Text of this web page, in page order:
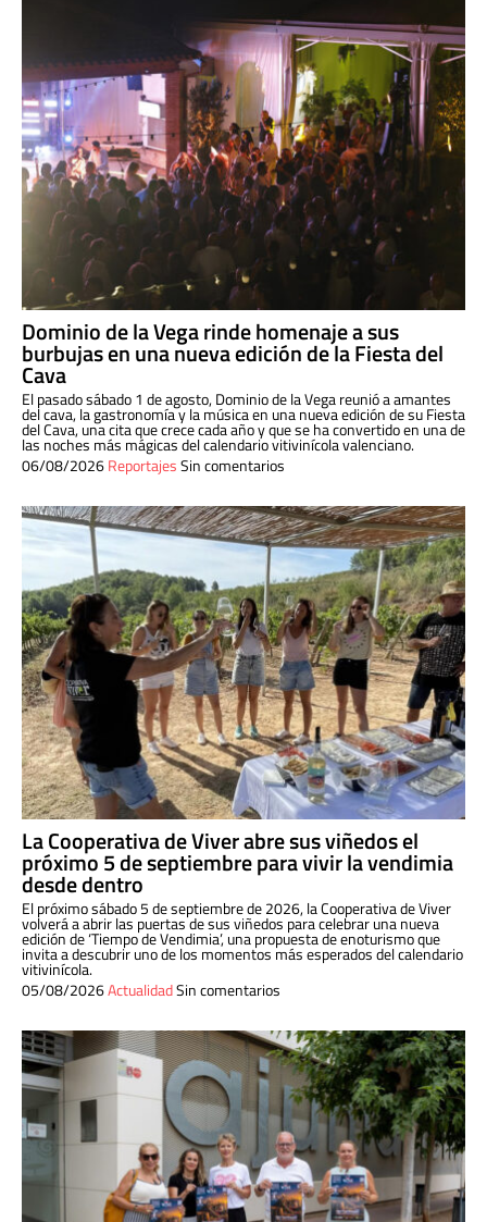
Dominio de la Vega rinde homenaje a sus
burbujas en una nueva edición de la Fiesta del
Cava
El pasado sábado 1 de agosto, Dominio de la Vega reunió a amantes
del cava, la gastronomía y la música en una nueva edición de su Fiesta
del Cava, una cita que crece cada año y que se ha convertido en una de
las noches más mágicas del calendario vitivinícola valenciano.
06/08/2026ReportajesSin comentarios
La Cooperativa de Viver abre sus viñedos el
próximo 5 de septiembre para vivir la vendimia
desde dentro
El próximo sábado 5 de septiembre de 2026, la Cooperativa de Viver
volverá a abrir las puertas de sus viñedos para celebrar una nueva
edición de ‘Tiempo de Vendimia’, una propuesta de enoturismo que
invita a descubrir uno de los momentos más esperados del calendario
vitivinícola.
05/08/2026ActualidadSin comentarios